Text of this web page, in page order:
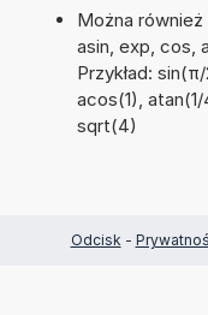
Można
asin, exp, cos,
Przykład:
acos(1),
sqrt(4)
Odcisk -